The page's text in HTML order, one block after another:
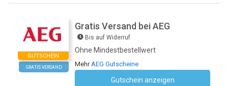
GUTSCHEIN
GRATIS VERSAND
Gratis Versand bei AEG
Bis auf Widerruf
Ohne Mindestbestellwert
MehrAEG Gutscheine
Gutschein anzeigen